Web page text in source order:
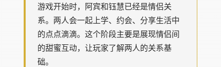
游戏开始时，阿宾和钰慧已经是情侣关
系。两人会一起上学、约会、分享生活中
的点点滴滴。这个阶段主要是展现情侣间
的甜蜜互动，让玩家了解两人的关系基
础。